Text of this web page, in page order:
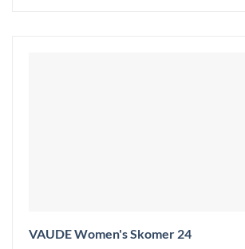
VAUDE Women's Skomer 24